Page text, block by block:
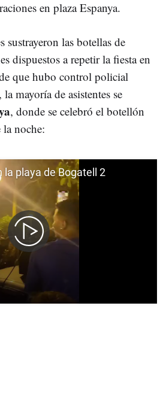
en plaza Espanya.
sustrayeron las botellas de
dispuestos a repetir la fiesta en
que hubo control policial
mayoría de asistentes se
, donde se celebró el botellón
noche: